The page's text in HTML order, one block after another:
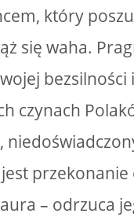
który
się waha.
czynach
– odrzuca